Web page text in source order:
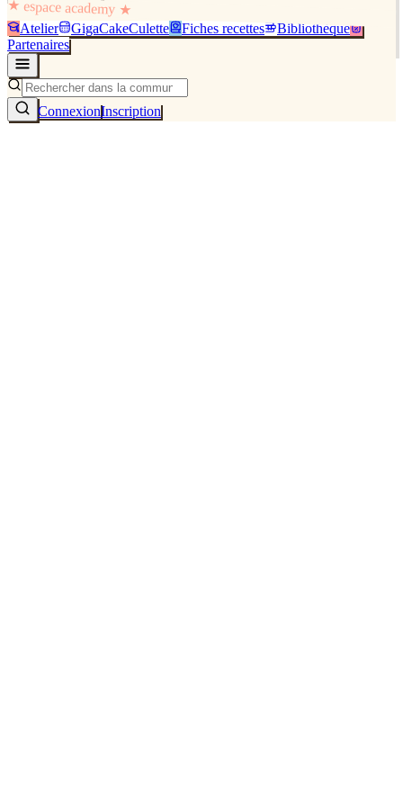
★ espace academy ★
Atelier GigaCakeCulette Fiches recettes
Bibliothèque
Partenaires
ConnexionInscription